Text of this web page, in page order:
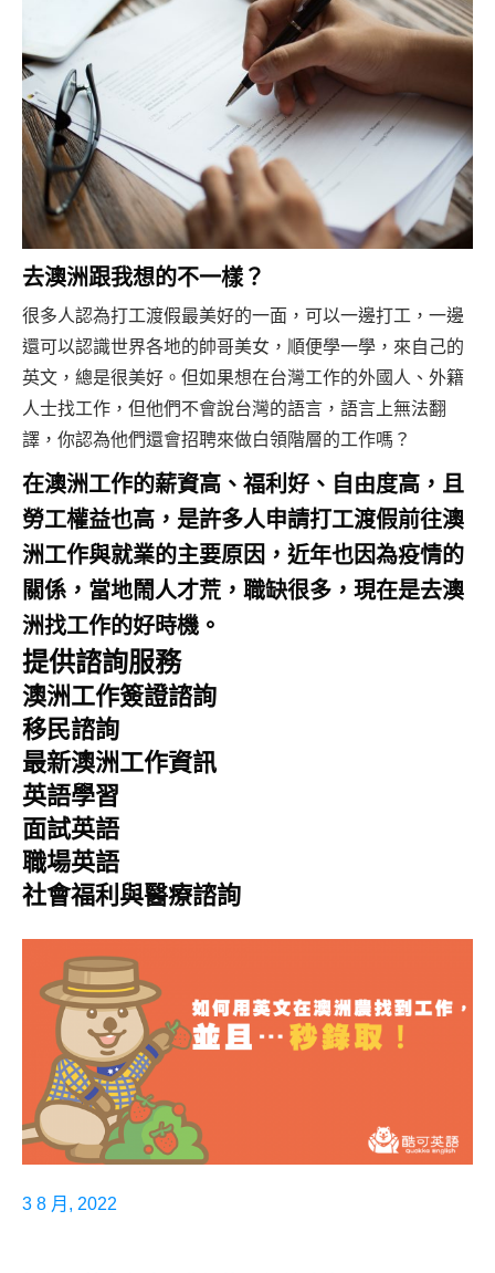
去澳洲跟我想的不一樣？
很多人認為打工渡假最美好的一面，可以一邊打工，一邊
還可以認識世界各地的帥哥美女，順便學一學，來自己的
英文，總是很美好。但如果想在台灣工作的外國人、外籍
人士找工作，但他們不會說台灣的語言，語言上無法翻
譯，你認為他們還會招聘來做白領階層的工作嗎？
在澳洲工作的薪資高、福利好、自由度高，且
勞工權益也高，是許多人申請打工渡假前往澳
洲工作與就業的主要原因，近年也因為疫情的
關係，當地鬧人才荒，職缺很多，現在是去澳
洲找工作的好時機。
提供諮詢服務
澳洲工作簽證諮詢
移民諮詢
最新澳洲工作資訊
英語學習
面試英語
職場英語
社會福利與醫療諮詢
3 8 月, 2022